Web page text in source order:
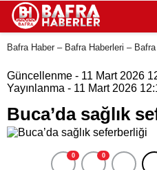
Bafra Haber – Bafra Haberleri –
Güncellenme - 11 Mart 2026
Yayınlanma - 11 Mart 2026
Buca’da sağlık
0 0